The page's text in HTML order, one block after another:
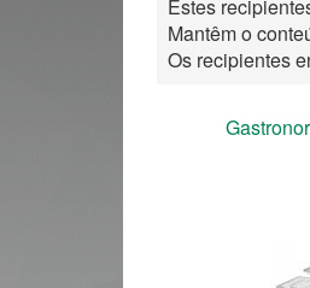
Estes
Mantêm o
Os recipientes